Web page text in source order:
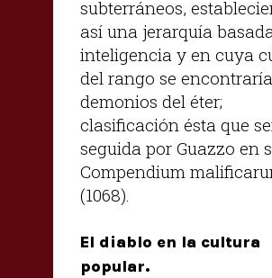
subterráneos,
así una jerarquía
inteligencia y en cuya
del rango se
demonios del éter;
clasificación ésta que
seguida por Guazzo en
Compendium
(1068).
El diablo en la cultura
popular.